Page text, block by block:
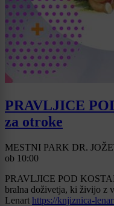
PRAVLJICE
za otroke
MESTNI PARK DR.
ob 10:00
PRAVLJICE POD
bralna doživetja, ki živijo z
Lenart https://knjiznica-